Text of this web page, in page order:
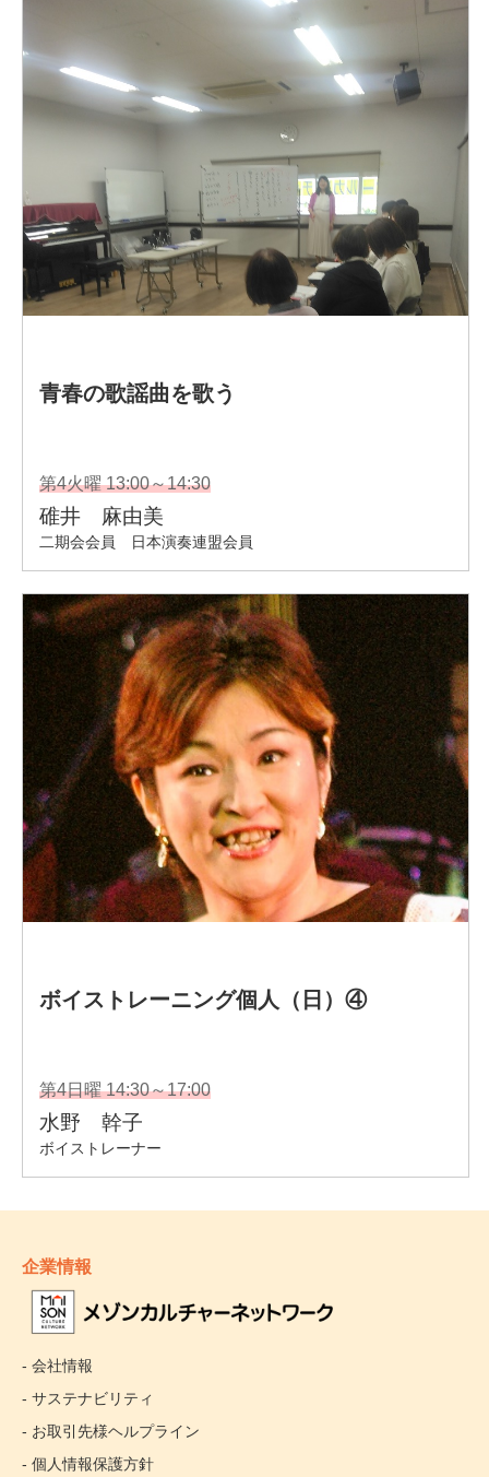
企業情報
- 会社情報
- サステナビリティ
- お取引先様ヘルプライン
- 個人情報保護方針